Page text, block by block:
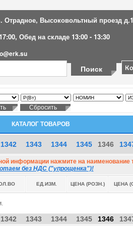
Высоковольтный проезд
Обед на складе 13:00 - 13:30
КАТАЛОГ ТОВАРОВ
1342 1343 1344 1345 1346
информации нажмите на наименование
без НДС ("упрощенка")!
ЕД.ИЗМ. ЦЕНА (РОЗН.) ЦЕНА
1342 1343 1344 1345 1346